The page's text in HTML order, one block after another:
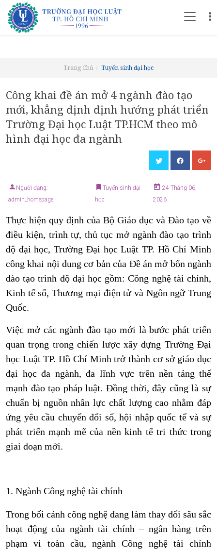
Trang Chủ Tuyển sinh đại học
Công khai đề án mở 4 ngành đào tạo
mới, khẳng định định hướng phát triển
Trường Đại học Luật TP.HCM theo mô
hình đại học đa ngành
Người đăng:
admin_homepage
Tuyển sinh đại
học
24 Tháng 06,
2026
Thực hiện quy định của Bộ Giáo dục và Đào tạo về
điều kiện, trình tự, thủ tục mở ngành đào tạo trình
độ đại học, Trường Đại học Luật TP. Hồ Chí Minh
công khai nội dung cơ bản của Đề án mở bốn ngành
đào tạo trình độ đại học gồm: Công nghệ tài chính,
Kinh tế số, Thương mại điện tử và Ngôn ngữ Trung
Quốc.
Việc mở các ngành đào tạo mới là bước phát triển
quan trọng trong chiến lược xây dựng Trường Đại
học Luật TP. Hồ Chí Minh trở thành cơ sở giáo dục
đại học đa ngành, đa lĩnh vực trên nền tảng thế
mạnh đào tạo pháp luật. Đồng thời, đây cũng là sự
chuẩn bị nguồn nhân lực chất lượng cao nhằm đáp
ứng yêu cầu chuyển đổi số, hội nhập quốc tế và sự
phát triển mạnh mẽ của nền kinh tế tri thức trong
giai đoạn mới.
1. Ngành Công nghệ tài chính
Trong bối cảnh công nghệ đang làm thay đổi sâu sắc
hoạt động của ngành tài chính – ngân hàng trên
phạm vi toàn cầu, ngành Công nghệ tài chính